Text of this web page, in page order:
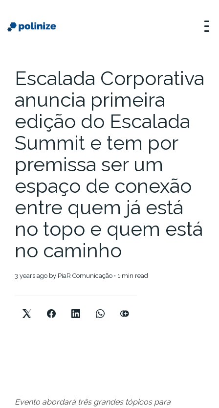
Escalada Corporativa
anuncia primeira
edição do Escalada
Summit e tem por
premissa ser um
espaço de conexão
entre quem já está
no topo e quem está
no caminho
3 years ago by PiaR Comunicação • 1 min read
Evento abordará três grandes tópicos para